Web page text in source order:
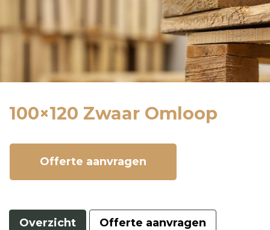
100×120 Zwaar Omloop
Offerte aanvragen
Overzicht Offerte aanvragen